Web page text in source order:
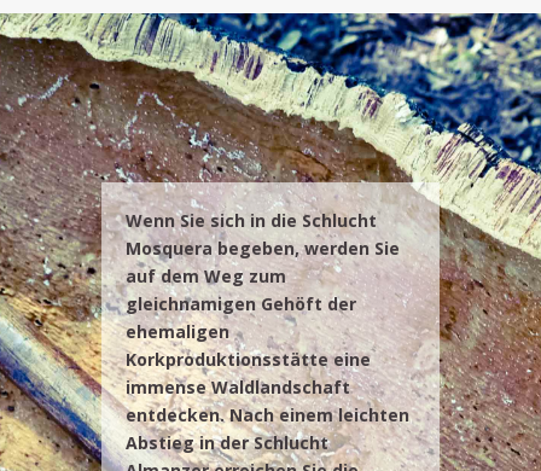
Wenn Sie sich in die Schlucht
Mosquera begeben, werden Sie
auf dem Weg zum
gleichnamigen Gehöft der
ehemaligen
Korkproduktionsstätte eine
immense Waldlandschaft
entdecken. Nach einem leichten
Abstieg in der Schlucht